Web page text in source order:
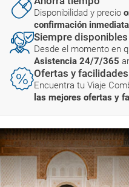
Disponibilidad y precio
confirmación inmediata
Siempre
Desde el momento en
Asistencia 24/7/365
Ofertas y
Encuentra tu Viaje
las mejores ofertas y